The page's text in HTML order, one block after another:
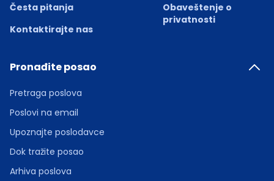
Česta pitanja
Kontaktirajte nas
Obaveštenje o
privatnosti
Pronađite posao
Pretraga poslova
Poslovi na email
Upoznajte poslodavce
Dok tražite posao
Arhiva poslova